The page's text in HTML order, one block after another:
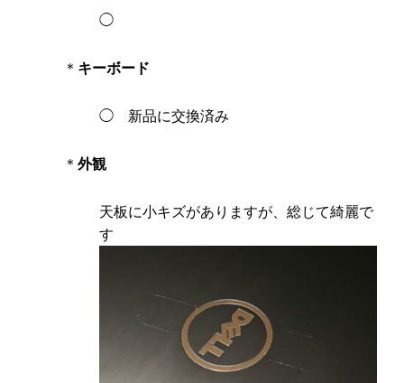
◯
​＊ キーボード
◯ 新品に交換済み
＊ 外観
天板に小キズがありますが、総じて綺麗で
す